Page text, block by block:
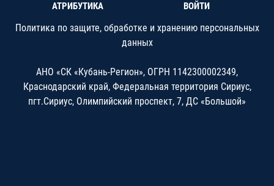
АТРИБУТИКА ВОЙТИ
Политика по защите, обработке и хранению персональных
данных
АНО «СК «Кубань-Регион», ОГРН 1142300002349,
Краснодарский край, Федеральная территория Сириус,
пгт.Сириус, Олимпийский проспект, 7, ДС «Большой»